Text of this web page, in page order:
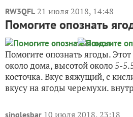
RW3QFL 21 июля 2018, 14:48
Помогите опознать
Помогите опознать ягоды.
около дома, высотой около 5-
косточка. Вкус вяжущий, с
вкусу на ягоды черемухи.
singlesbar 10 июля 2018, 23:18